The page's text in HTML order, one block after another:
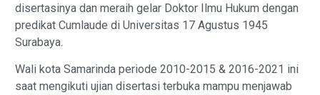
disertasinya dan meraih gelar Doktor Ilmu Hukum dengan
predikat Cumlaude di Universitas 17 Agustus 1945
Surabaya.
Wali kota Samarinda periode 2010-2015 & 2016-2021 ini
saat mengikuti ujian disertasi terbuka mampu menjawab